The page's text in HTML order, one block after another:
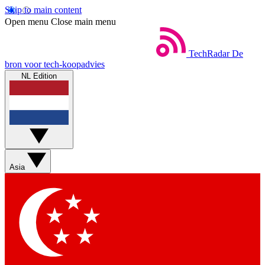
Skip to main content
Open menu Close main menu
TechRadar De
bron voor tech-koopadvies
NL Edition
Asia